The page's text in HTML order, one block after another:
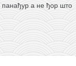
а не ђор што